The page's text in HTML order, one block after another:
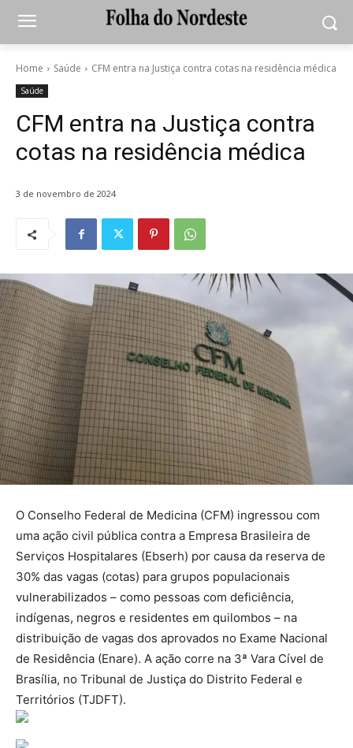
Home Saúde CFM entra na Justiça contra cotas na residência médica
Saúde
CFM entra na Justiça contra
cotas na residência médica
3 de novembro de 2024
O Conselho Federal de Medicina (CFM) ingressou com
uma ação civil pública contra a Empresa Brasileira de
Serviços Hospitalares (Ebserh) por causa da reserva de
30% das vagas (cotas) para grupos populacionais
vulnerabilizados – como pessoas com deficiência,
indígenas, negros e residentes em quilombos – na
distribuição de vagas dos aprovados no Exame Nacional
de Residência (Enare). A ação corre na 3ª Vara Cível de
Brasília, no Tribunal de Justiça do Distrito Federal e
Territórios (TJDFT).